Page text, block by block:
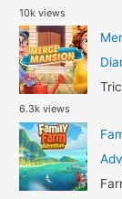
10k views
6.3k views